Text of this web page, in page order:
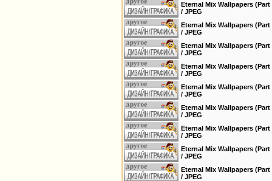
Eternal Mix Wallpapers
/ JPEG
Eternal Mix Wallpapers
/ JPEG
Eternal Mix Wallpapers
/ JPEG
Eternal Mix Wallpapers
/ JPEG
Eternal Mix Wallpapers
/ JPEG
Eternal Mix Wallpapers
/ JPEG
Eternal Mix Wallpapers
/ JPEG
Eternal Mix Wallpapers
/ JPEG
Eternal Mix Wallpapers
/ JPEG